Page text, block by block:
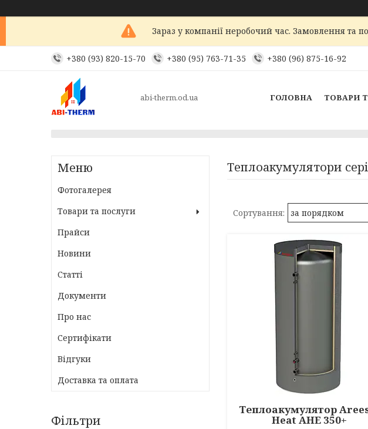
Зараз у компанії неробочий час. Замовлення та
+380 (93) 820-15-70 +380 (95) 763-71-35 +380 (96) 875-16-92
abi-therm.od.ua ГОЛОВНА ТОВАРИ
Теплоакумулятори
Теплоакумулятор
Heat AHE 350+
Фотогалерея
Товари та послуги
Прайси
Новини
Статті
Документи
Про нас
Сертифікати
Відгуки
Доставка та оплата
Фільтри